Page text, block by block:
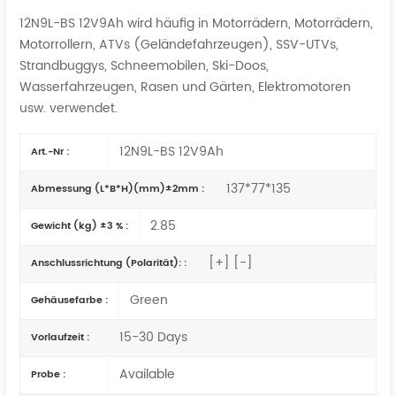
12N9L-BS 12V9Ah wird häufig in Motorrädern, Motorrädern,
Motorrollern, ATVs (Geländefahrzeugen), SSV-UTVs,
Strandbuggys, Schneemobilen, Ski-Doos,
Wasserfahrzeugen, Rasen und Gärten, Elektromotoren
usw. verwendet.
Art.-Nr : 12N9L-BS 12V9Ah
Abmessung (L*B*H)(mm)±2mm : 137*77*135
Gewicht (kg) ±3 % : 2.85
Anschlussrichtung (Polarität): : [+] [-]
Gehäusefarbe : Green
Vorlaufzeit : 15-30 Days
Probe : Available